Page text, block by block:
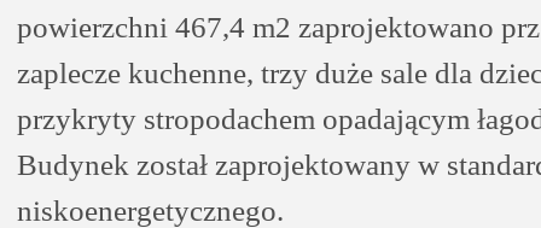
powierzchni 467,4 m2 zaprojektowano
zaplecze kuchenne, trzy duże sale dla
przykryty stropodachem opadającym
Budynek został zaprojektowany w
niskoenergetycznego.